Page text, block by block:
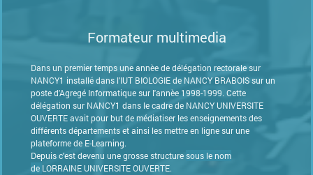
Formateur multimedia
Dans un premier temps une annèe de délégation rectorale sur
NANCY1 installé dans l'IUT BIOLOGIE de NANCY BRABOIS sur un
poste d'Agregé Informatique sur l'annèe 1998-1999. Cette
délégation sur NANCY1 dans le cadre de NANCY UNIVERSITE
OUVERTE avait pour but de médiatiser les enseignements des
différents départements et ainsi les mettre en ligne sur une
plateforme de E-Learning.
Depuis c'est devenu une grosse structuresous le nom
de LORRAINE UNIVERSITE OUVERTE.